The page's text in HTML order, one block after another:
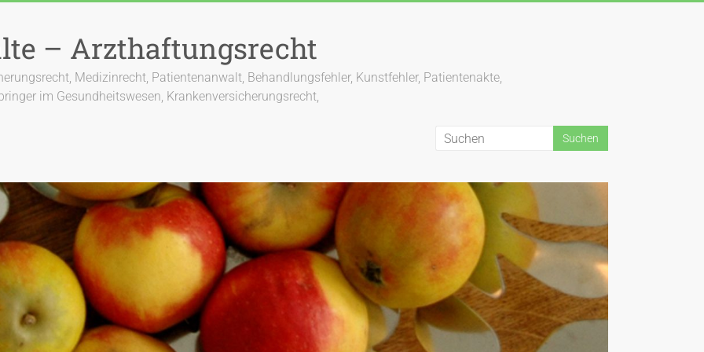
– Arzthaftungsrecht
Medizinrecht, Patientenanwalt, Behandlungsfehler, Kunstfehler, Patientenakte,
im Gesundheitswesen, Krankenversicherungsrecht,